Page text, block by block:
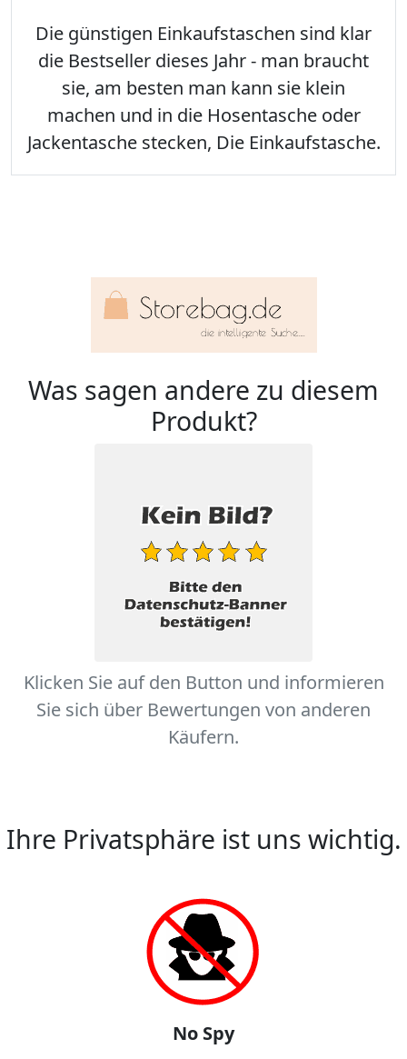
Die günstigen Einkaufstaschen sind klar
die Bestseller dieses Jahr - man braucht
sie, am besten man kann sie klein
machen und in die Hosentasche oder
Jackentasche stecken, Die Einkaufstasche.
Was sagen andere zu diesem
Produkt?
Klicken Sie auf den Button und informieren
Sie sich über Bewertungen von anderen
Käufern.
Ihre Privatsphäre ist uns wichtig.
No Spy